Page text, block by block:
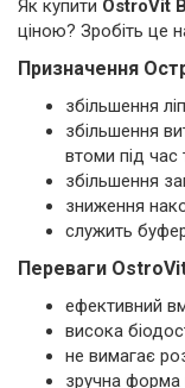
Як купити OstroVit
ціною? Зробіть це
Призначення
збільшення
збільшення
втоми під час
збільшення
зниження
служить
Переваги
ефективний
висока
не вимагає
зручна форма